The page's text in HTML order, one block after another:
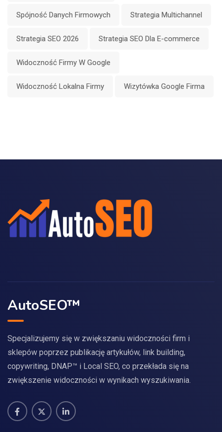
Spójność Danych Firmowych Strategia Multichannel
Strategia SEO 2026 Strategia SEO Dla E-commerce
Widoczność Firmy W Google
Widoczność Lokalna Firmy Wizytówka Google Firma
AutoSEO™
Specjalizujemy się w zwiększaniu widoczności firm i
sklepów poprzez publikację artykułów, link building,
copywriting, DNAP™ i Local SEO, co przekłada się na
zwiększenie widoczności w wynikach wyszukiwania.